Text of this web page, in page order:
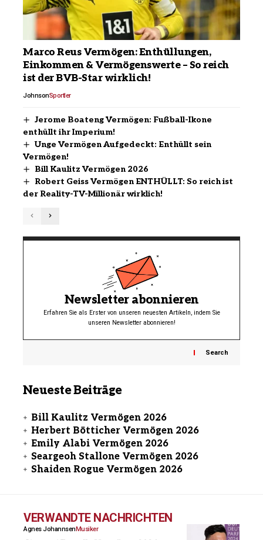
Marco Reus Vermögen: Enthüllungen,
Einkommen & Vermögenswerte – So reich
ist der BVB-Star wirklich!
JohnsonSportler
Jerome Boateng Vermögen: Fußball-Ikone
enthüllt ihr Imperium!
Unge Vermögen Aufgedeckt: Enthüllt sein
Vermögen!
Bill Kaulitz Vermögen 2026
Robert Geiss Vermögen ENTHÜLLT: So reich ist
der Reality-TV-Millionär wirklich!
Newsletter abonnieren
Erfahren Sie als Erster von unseren neuesten Artikeln, indem Sie
unseren Newsletter abonnieren!
Search
Neueste Beiträge
Bill Kaulitz Vermögen 2026
Herbert Bötticher Vermögen 2026
Emily Alabi Vermögen 2026
Seargeoh Stallone Vermögen 2026
Shaiden Rogue Vermögen 2026
VERWANDTE NACHRICHTEN
Agnes JohannsenMusiker